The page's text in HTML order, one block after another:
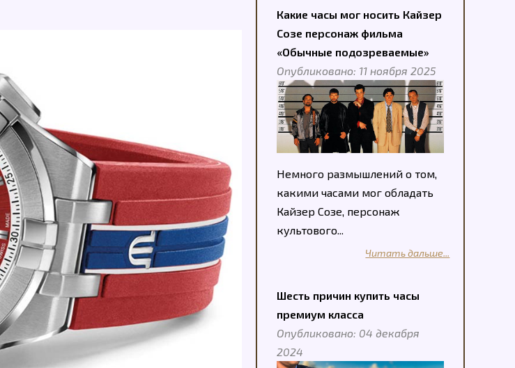
Какие часы мог носить Кайзер
Созе персонаж фильма
«Обычные подозреваемые»
Опубликовано: 11 ноября 2025
Немного размышлений о том,
какими часами мог обладать
Кайзер Созе, персонаж
культового...
Читать дальше...
Шесть причин купить часы
премиум класса
Опубликовано: 04 декабря
2024